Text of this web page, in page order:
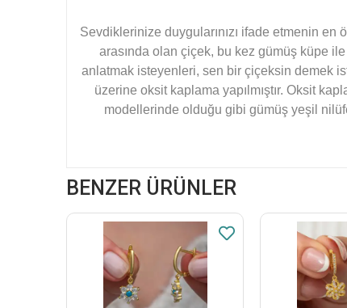
Sevdiklerinize duygularınızı ifade etmenin
arasında olan çiçek, bu kez gümüş küpe
anlatmak isteyenleri, sen bir çiçeksin demek
üzerine oksit kaplama yapılmıştır. Oksit
modellerinde olduğu gibi gümüş yeşil
BENZER ÜRÜNLER